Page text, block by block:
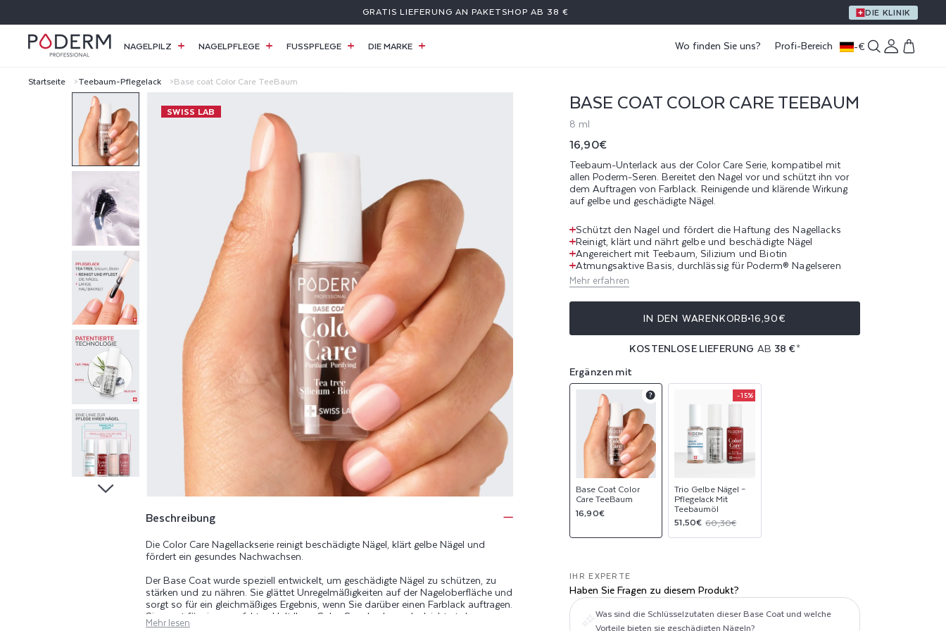
INHALT
GRATIS LIEFERUNG AN PAKETSHOP AB 38 € EIN GESCHENK AB EINEM EINKAUFSWERT VON 59 €
DIE KLINIK
NAGELPILZ NAGELPFLEGE FUSSPFLEGE DIE MARKE Wo finden Sie uns? Profi-Bereich -€ Einloggen
Warenkorb
Startseite Teebaum-Pflegelack Base coat Color Care TeeBaum
SWISS LAB
Beschreibung
Die Color Care Nagellackserie reinigt beschädigte Nägel, klärt gelbe Nägel und
fördert ein gesundes Nachwachsen.
Der Base Coat wurde speziell entwickelt, um geschädigte Nägel zu schützen, zu
stärken und zu nähren. Sie glättet Unregelmäßigkeiten auf der Nageloberfläche und
sorgt so für ein gleichmäßiges Ergebnis, wenn Sie darüber einen Farblack auftragen.
Sie sorgt für einen perfekten Halt Ihres Color Care-Lacks und erleichtert das
Mehr lesen
BASE COAT COLOR CARE TEEBAUM
8 ml
Normaler
Preis
16,90€
Teebaum-Unterlack aus der Color Care Serie, kompatibel mit
allen Poderm-Seren. Bereitet den Nagel vor und schützt ihn vor
dem Auftragen von Farblack. Reinigende und klärende Wirkung
auf gelbe und geschädigte Nägel.
Schützt den Nagel und fördert die Haftung des Nagellacks
Reinigt, klärt und nährt gelbe und beschädigte Nägel
Angereichert mit Teebaum, Silizium und Biotin
Atmungsaktive Basis, durchlässig für Poderm® Nagelseren
Mehr erfahren
IN DEN WARENKORB 16,90€
KOSTENLOSE LIEFERUNG AB 38 €*
Ergänzen mit
Base Coat Color
Care TeeBaum
Normaler
16,90€
Product
-15%
Trio Gelbe Nägel –
Pflegelack Mit
Teebaumöl
Verkaufspreis
51,50€
Normaler
Preis
60,30€
Product
IHR EXPERTE
Haben Sie Fragen zu diesem Produkt?
Was sind die Schlüsselzutaten dieser Base Coat und welche
Vorteile bieten sie geschädigten Nägeln?